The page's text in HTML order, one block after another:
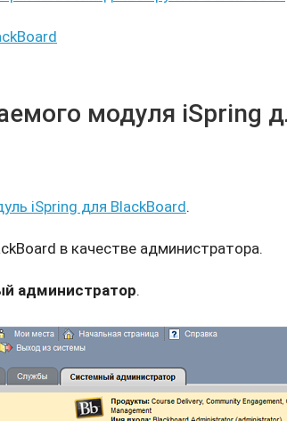
модуля iSpring
iSpring для BlackBoard.
в качестве администратора.
администратор.